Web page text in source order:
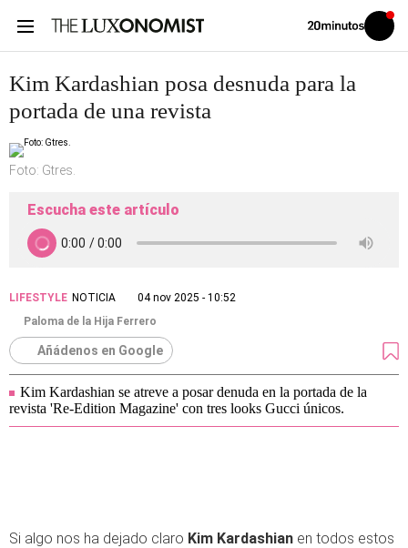
Volver
Iniciar
sesión
Kim Kardashian posa desnuda para la
portada de una revista
Foto: Gtres.
Escucha este artículo
LIFESTYLE NOTICIA
04 nov 2025 - 10:52
Paloma de la Hija Ferrero
Añádenos en Google
Kim Kardashian se atreve a posar denuda en la portada de la
revista 'Re-Edition Magazine' con tres looks Gucci únicos.
Si algo nos ha dejado claro Kim Kardashian en todos estos